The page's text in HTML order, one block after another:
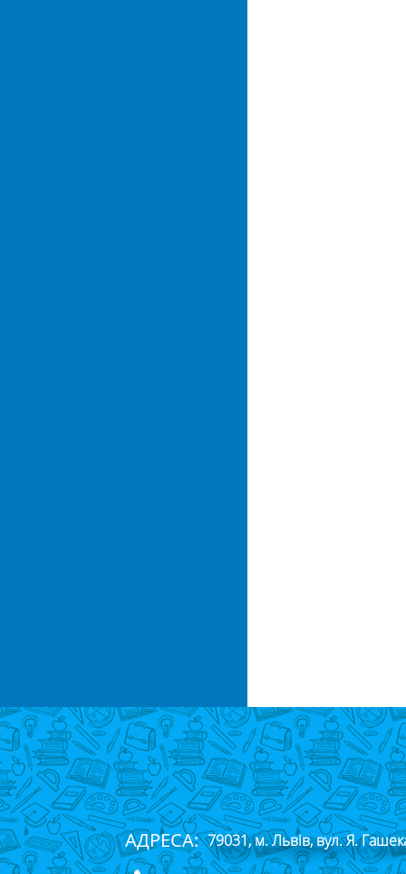
АДРЕСА: 79031, м. Львів, вул. Я.